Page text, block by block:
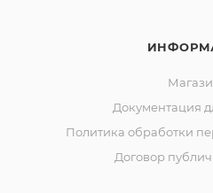
Документация
Политика обработки
Договор